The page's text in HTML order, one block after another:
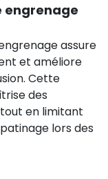
engrenage
assure
et améliore
Cette
des
en limitant
lors des